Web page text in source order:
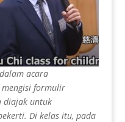
acara
mengisi formulir
diajak untuk
Di kelas itu, pada